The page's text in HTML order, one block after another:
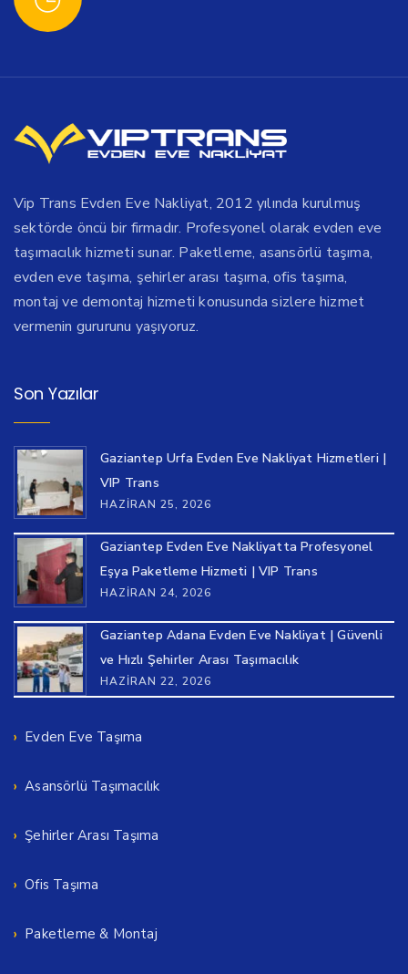
Vip Trans Evden Eve Nakliyat, 2012 yılında kurulmuş
sektörde öncü bir firmadır. Profesyonel olarak evden eve
taşımacılık hizmeti sunar. Paketleme, asansörlü taşıma,
evden eve taşıma, şehirler arası taşıma, ofis taşıma,
montaj ve demontaj hizmeti konusunda sizlere hizmet
vermenin gururunu yaşıyoruz.
Son Yazılar
Gaziantep Urfa Evden Eve Nakliyat Hizmetleri |
VIP Trans
HAZIRAN 25, 2026
Gaziantep Evden Eve Nakliyatta Profesyonel
Eşya Paketleme Hizmeti | VIP Trans
HAZIRAN 24, 2026
Gaziantep Adana Evden Eve Nakliyat | Güvenli
ve Hızlı Şehirler Arası Taşımacılık
HAZIRAN 22, 2026
Evden Eve Taşıma
Asansörlü Taşımacılık
Şehirler Arası Taşıma
Ofis Taşıma
Paketleme & Montaj